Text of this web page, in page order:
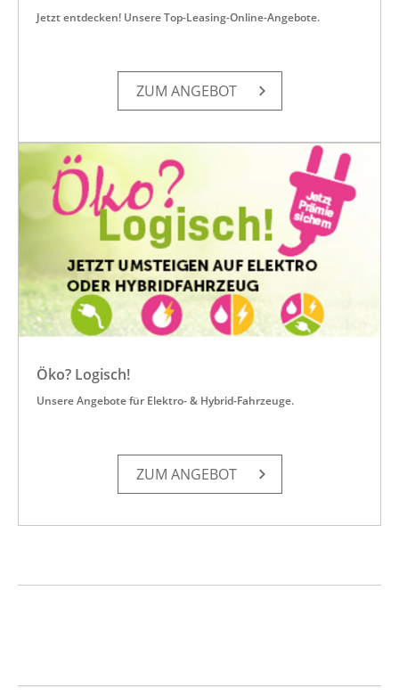
Jetzt entdecken! Unsere Top-Leasing-Online-Angebote.
ZUM AN­GE­BOT
Öko? Logisch!
Unsere Angebote für Elektro- & Hybrid-Fahrzeuge.
ZUM AN­GE­BOT